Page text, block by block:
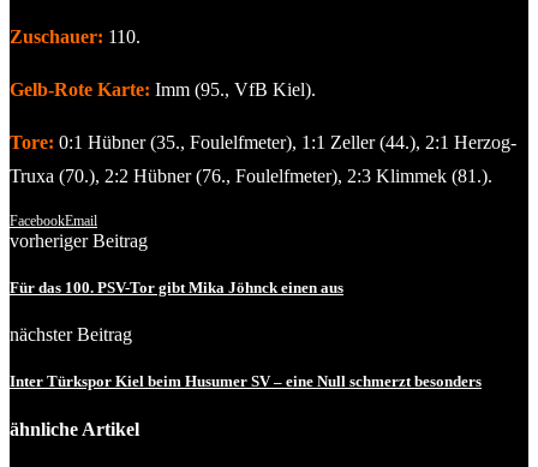
Zuschauer: 110.
Gelb-Rote Karte: Imm (95., VfB Kiel).
Tore: 0:1 Hübner (35., Foulelfmeter), 1:1 Zeller (44.), 2:1 Herzog-
Truxa (70.), 2:2 Hübner (76., Foulelfmeter), 2:3 Klimmek (81.).
FacebookEmail
vorheriger Beitrag
Für das 100. PSV-Tor gibt Mika Jöhnck einen aus
nächster Beitrag
Inter Türkspor Kiel beim Husumer SV – eine Null schmerzt besonders
ähnliche Artikel